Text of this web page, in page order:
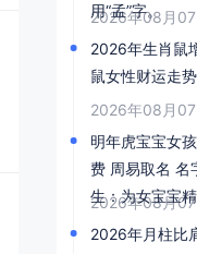
用“孟”字。
2026年08月07
2026年生肖鼠
鼠女性财运走
2026年08月07
明年虎宝宝女
费 周易取名 名
生：为女宝宝
2026年08月
2026年月柱比